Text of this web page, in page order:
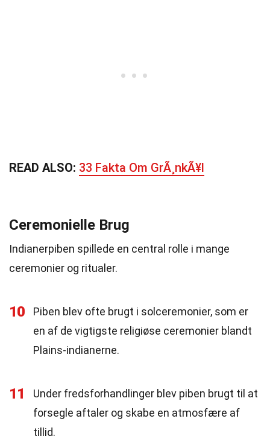
READ ALSO: 33 Fakta Om GrÃ¸nkÃ¥l
Ceremonielle Brug
Indianerpiben spillede en central rolle i mange
ceremonier og ritualer.
10
Piben blev ofte brugt i solceremonier, som er
en af de vigtigste religiøse ceremonier blandt
Plains-indianerne.
11
Under fredsforhandlinger blev piben brugt til at
forsegle aftaler og skabe en atmosfære af
tillid.